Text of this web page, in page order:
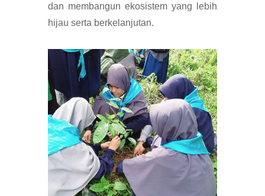
dan membangun ekosistem yang lebih
hijau serta berkelanjutan.